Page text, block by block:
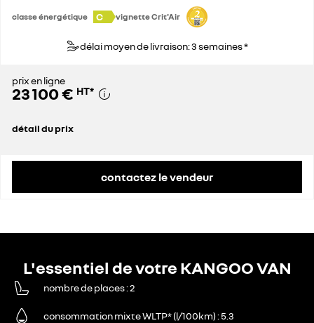
classe énergétique C vignette Crit'Air
délai moyen de livraison: 3 semaines *
prix en ligne
23 100 € HT*
détail du prix
contactez le vendeur
L'essentiel de votre KANGOO VAN
nombre de places 2
consommation mixte WLTP* (l/100km) 5.3